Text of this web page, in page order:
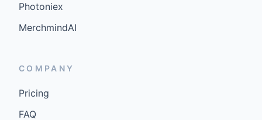
Photoniex
MerchmindAI
COMPANY
Pricing
FAQ